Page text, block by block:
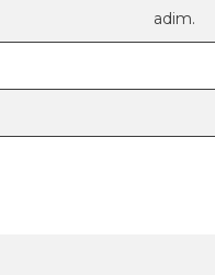
adim.